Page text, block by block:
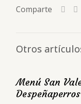
Comparte
Otros
Menú San
Despeñaperros